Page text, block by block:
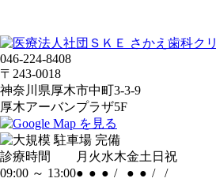
046-224-8408
〒243-0018
神奈川県厚木市中町3-3-9
厚木アーバンプラザ5F
診療時間 月 火水木金土 日 祝
09:00 ～ 13:00● ● ● / ● ● /
/